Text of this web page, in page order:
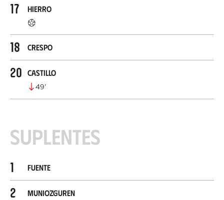
17 Hierro
18 Crespo
20 Castillo
49’
Suplentes
1 Fuente
2 Muniozguren